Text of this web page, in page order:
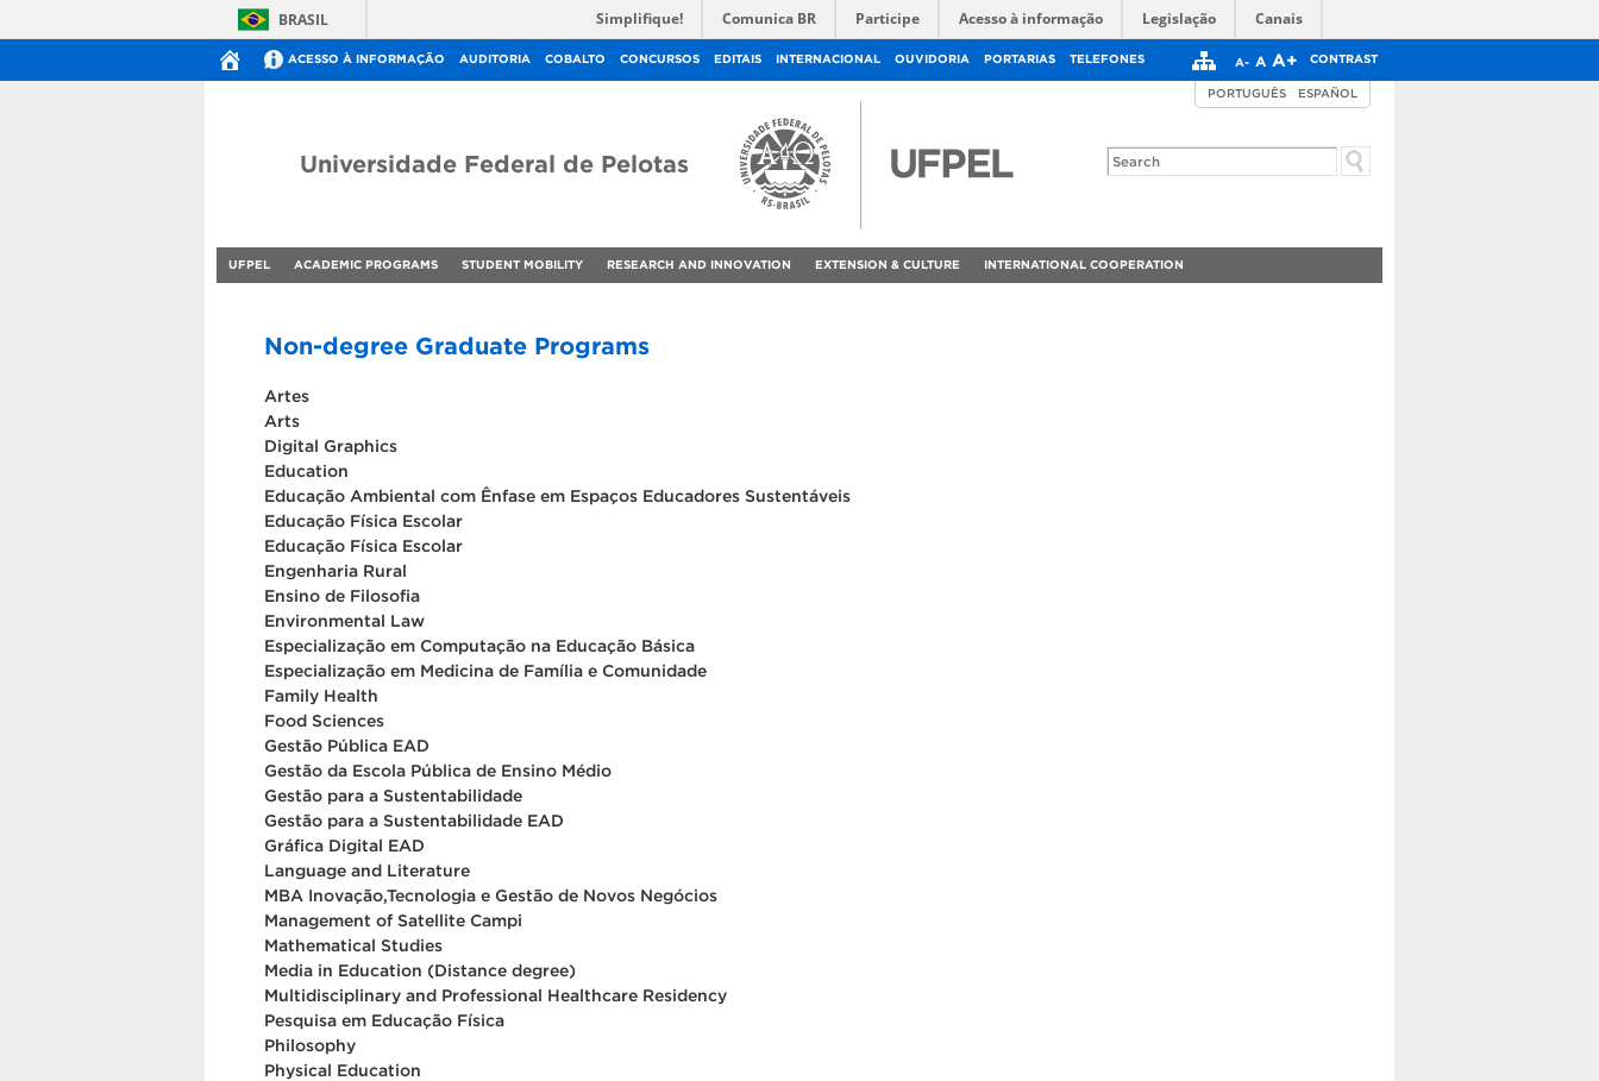
BRASIL Simplifique! Comunica BR Participe Acesso à informação Legislação Canais
ACESSO À INFORMAÇÃO AUDITORIA COBALTO CONCURSOS EDITAIS INTERNACIONAL OUVIDORIA PORTARIAS TELEFONES A- A A+ CONTRAST
Universidade Federal de Pelotas
PORTUGUÊS ESPAÑOL
UFPEL ACADEMIC PROGRAMS STUDENT MOBILITY RESEARCH AND INNOVATION EXTENSION & CULTURE INTERNATIONAL COOPERATION
Non-degree Graduate Programs
Artes
Arts
Digital Graphics
Education
Educação Ambiental com Ênfase em Espaços Educadores Sustentáveis
Educação Física Escolar
Educação Física Escolar
Engenharia Rural
Ensino de Filosofia
Environmental Law
Especialização em Computação na Educação Básica
Especialização em Medicina de Família e Comunidade
Family Health
Food Sciences
Gestão Pública EAD
Gestão da Escola Pública de Ensino Médio
Gestão para a Sustentabilidade
Gestão para a Sustentabilidade EAD
Gráfica Digital EAD
Language and Literature
MBA Inovação,Tecnologia e Gestão de Novos Negócios
Management of Satellite Campi
Mathematical Studies
Media in Education (Distance degree)
Multidisciplinary and Professional Healthcare Residency
Pesquisa em Educação Física
Philosophy
Physical Education